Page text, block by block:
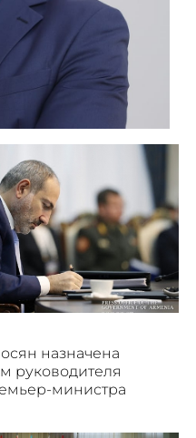
назначена
руководителя
министра